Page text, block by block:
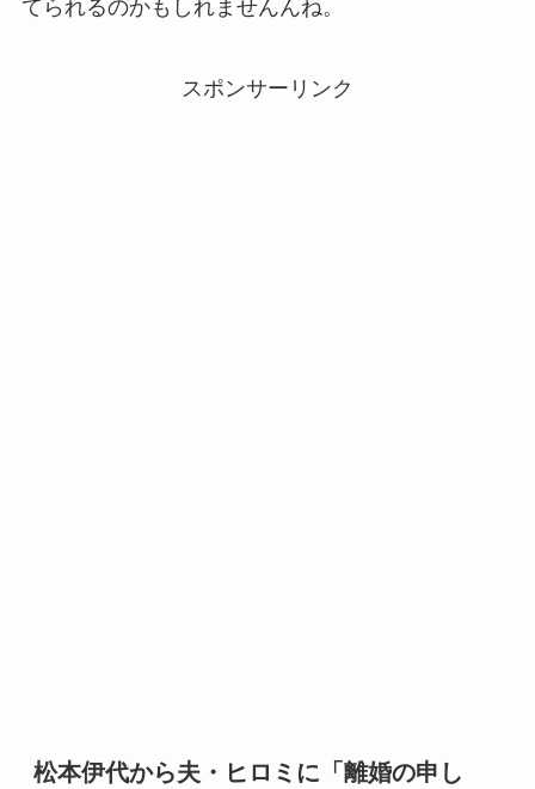
てられるのかもしれませんんね。
スポンサーリンク
松本伊代から夫・ヒロミに「離婚の申し